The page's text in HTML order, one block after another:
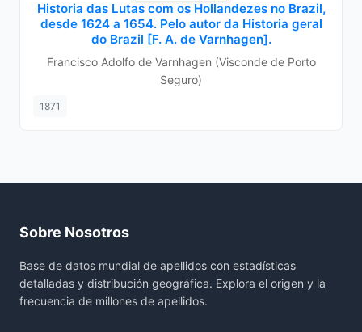
Historia das Lutas com os Hollandezes no Brazil,
desde 1624 a 1654. Pelo autor da Historia geral
do Brazil [F. A. de Varnhagen].
Francisco Adolfo de Varnhagen (Visconde de Porto
Seguro)
1871
Sobre Nosotros
Base de datos mundial de apellidos con estadísticas
detalladas y distribución geográfica. Explora el origen y la
frecuencia de millones de apellidos.